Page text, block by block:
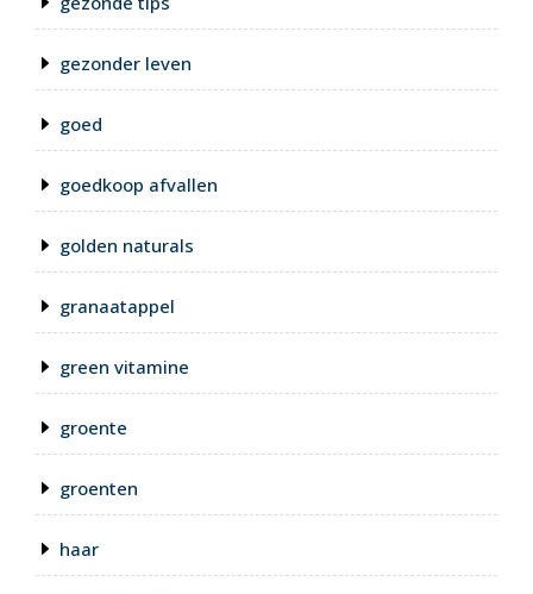
gezonder leven
goed
goedkoop afvallen
golden naturals
granaatappel
green vitamine
groente
groenten
haar